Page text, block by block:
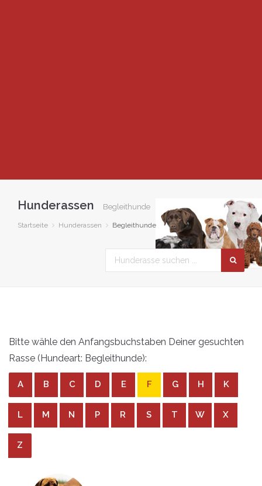
Hunderassen Begleithunde
Startseite Hunderassen Begleithunde
Bitte wähle den Anfangsbuchstaben Deiner gesuchten
Rasse (Hundeart: Begleithunde):
A B C D E F G H K
L M N P R S T W X
Z